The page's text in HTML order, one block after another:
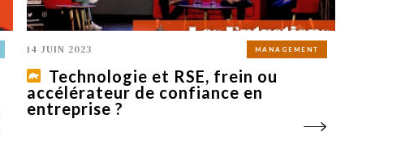
14 JUIN 2023 MANAGEMENT
Technologie et RSE, frein ou
accélérateur de confiance en
entreprise ?